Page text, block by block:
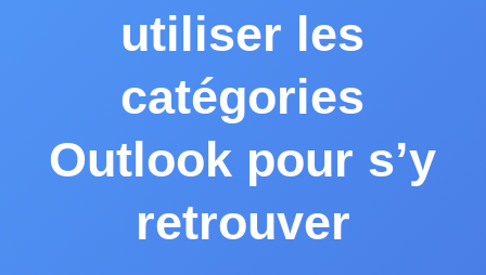
utiliser les
catégories
Outlook pour s’y
retrouver